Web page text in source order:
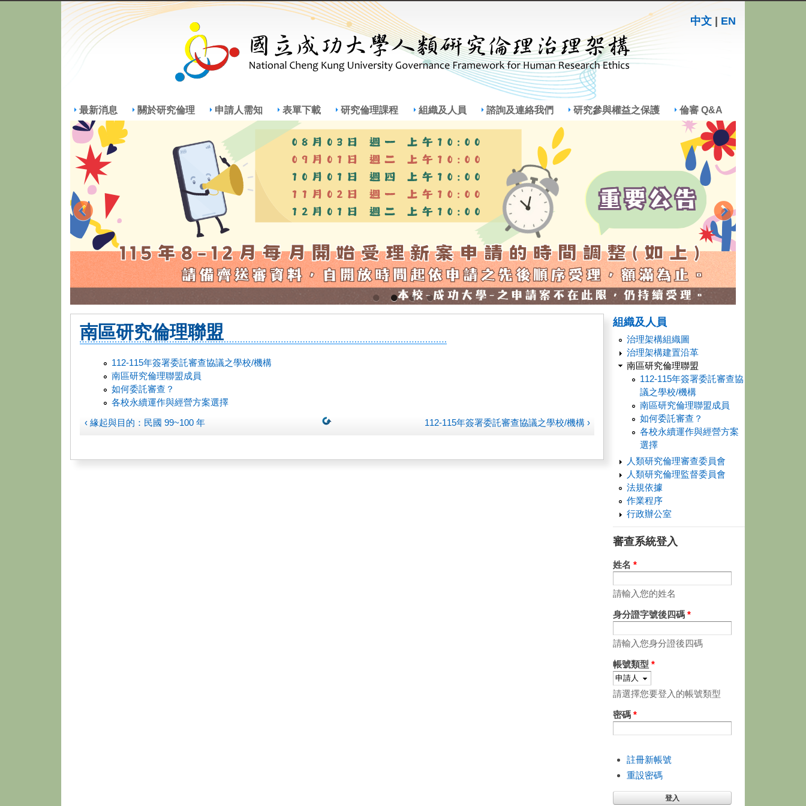
Jump to Navigation
Jump to Main content
中文 EN
最新消息 關於研究倫理 申請人需知 表單下載 研究倫理課程 組織及人員 諮詢及連絡我們 研究參與權益之保護 倫審 Q&A
南區研究倫理聯盟
112-115年簽署委託審查協議之學校/機構
南區研究倫理聯盟成員
如何委託審查？
各校永續運作與經營方案選擇
‹ 緣起與目的：民國 99~100 年 112-115年簽署委託審查協議之學校/機構 ›
組織及人員
治理架構組織圖
治理架構建置沿革
南區研究倫理聯盟
112-115年簽署委託審查協
議之學校/機構
南區研究倫理聯盟成員
如何委託審查？
各校永續運作與經營方案
選擇
人類研究倫理審查委員會
人類研究倫理監督委員會
法規依據
作業程序
行政辦公室
審查系統登入
姓名 *
請輸入您的姓名
身分證字號後四碼 *
請輸入您身分證後四碼
帳號類型 *
請選擇您要登入的帳號類型
密碼 *
註冊新帳號
重設密碼